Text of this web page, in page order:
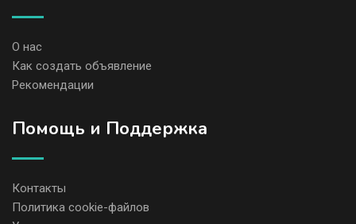
О нас
Как создать объявление
Рекомендации
Помощь и Поддержка
Контакты
Политика cookie-файлов